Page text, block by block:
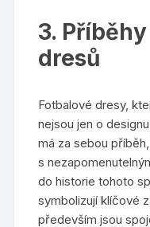
3.
dresů
Fotbalové dresy,
nejsou jen o
má za sebou
s
do historie tohoto
symbolizují klíčové
především jsou